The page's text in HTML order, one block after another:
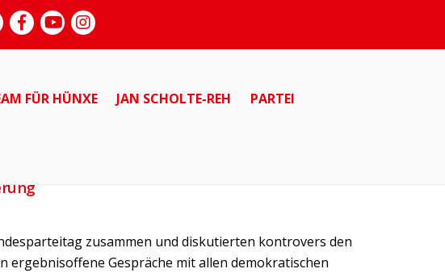
FÜR HÜNXE JAN SCHOLTE-REH PARTEI
zusammen und diskutierten kontrovers den
ergebnisoffene Gespräche mit allen demokratischen